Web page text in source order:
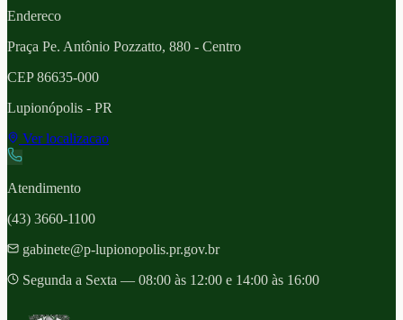
Endereco
Praça Pe. Antônio Pozzatto, 880 - Centro
CEP86635-000
Lupionópolis - PR
Ver localizacao
Atendimento
(43) 3660-1100
gabinete@p-lupionopolis.pr.gov.br
Segunda a Sexta — 08:00 às 12:00 e 14:00 às 16:00